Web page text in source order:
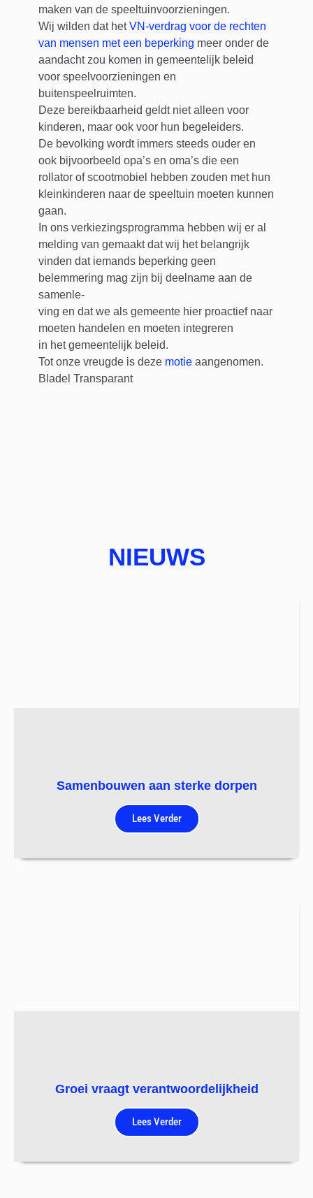
maken van de speeltuinvoorzieningen.
Wij wilden dat hetVN-verdrag voor de rechten
van mensen met een beperking meer onder de
aandacht zou komen in gemeentelijk beleid
voor speelvoorzieningen en
buitenspeelruimten.
Deze bereikbaarheid geldt niet alleen voor
kinderen, maar ook voor hun begeleiders.
De bevolking wordt immers steeds ouder en
ook bijvoorbeeld opa’s en oma’s die een
rollator of scootmobiel hebben zouden met hun
kleinkinderen naar de speeltuin moeten kunnen
gaan.
In ons verkiezingsprogramma hebben wij er al
melding van gemaakt dat wij het belangrijk
vinden dat iemands beperking geen
belemmering mag zijn bij deelname aan de
samenle-
ving en dat we als gemeente hier proactief naar
moeten handelen en moeten integreren
in het gemeentelijk beleid.
Tot onze vreugde is deze motieaangenomen.
Bladel Transparant
NIEUWS
Samenbouwen aan sterke dorpen
Lees Verder
Groei vraagt verantwoordelijkheid
Lees Verder